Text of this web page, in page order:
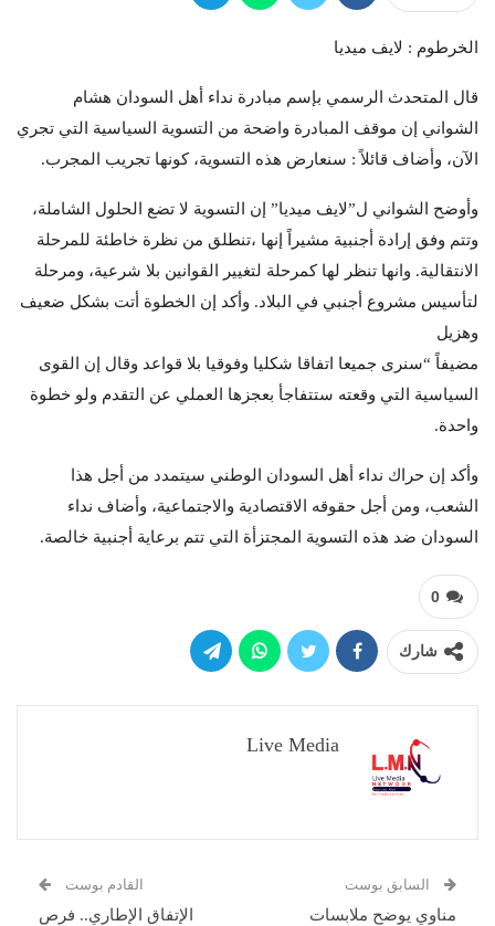
الخرطوم : لايف ميديا
قال المتحدث الرسمي بإسم مبادرة نداء أهل السودان هشام
الشواني إن موقف المبادرة واضحة من التسوية السياسية التي تجري
الآن، وأضاف قائلاً : سنعارض هذه التسوية، كونها تجريب المجرب.
وأوضح الشواني ل”لايف ميديا” إن التسوية لا تضع الحلول الشاملة،
وتتم وفق إرادة أجنبية مشيراً إنها ،تنطلق من نظرة خاطئة للمرحلة
الانتقالية. وانها تنظر لها كمرحلة لتغيير القوانين بلا شرعية، ومرحلة
لتأسيس مشروع أجنبي في البلاد. وأكد إن الخطوة أتت بشكل ضعيف
وهزيل
مضيفاً “سنرى جميعا اتفاقا شكليا وفوقيا بلا قواعد وقال إن القوى
السياسية التي وقعته ستتفاجأ بعجزها العملي عن التقدم ولو خطوة
واحدة.
وأكد إن حراك نداء أهل السودان الوطني سيتمدد من أجل هذا
الشعب، ومن أجل حقوقه الاقتصادية والاجتماعية، وأضاف نداء
السودان ضد هذه التسوية المجتزأة التي تتم برعاية أجنبية خالصة.
0
شارك
Live Media
السابق بوست
مناوي يوضح ملابسات
القادم بوست
الإتفاق الإطاري.. فرص